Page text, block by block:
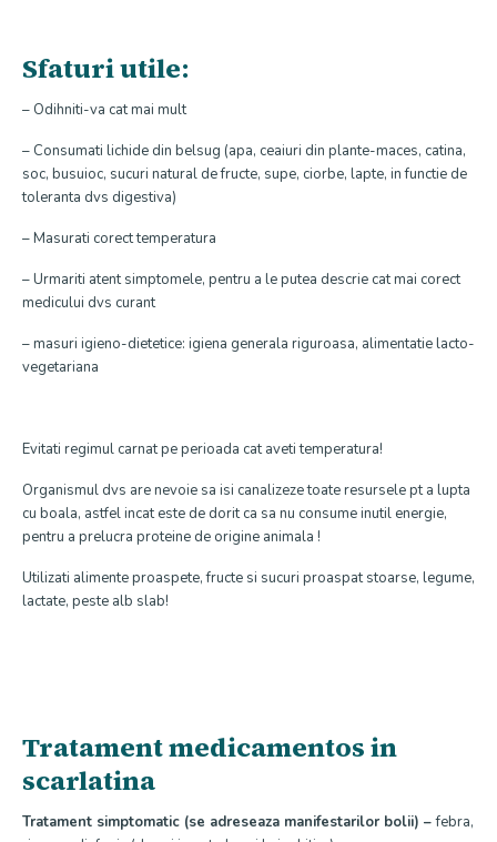
Sfaturi utile:
– Odihniti-va cat mai mult
– Consumati lichide din belsug (apa, ceaiuri din plante-maces, catina,
soc, busuioc, sucuri natural de fructe, supe, ciorbe, lapte, in functie de
toleranta dvs digestiva)
– Masurati corect temperatura
– Urmariti atent simptomele, pentru a le putea descrie cat mai corect
medicului dvs curant
– masuri igieno-dietetice: igiena generala riguroasa, alimentatie lacto-
vegetariana
Evitati regimul carnat pe perioada cat aveti temperatura!
Organismul dvs are nevoie sa isi canalizeze toate resursele pt a lupta
cu boala, astfel incat este de dorit ca sa nu consume inutil energie,
pentru a prelucra proteine de origine animala !
Utilizati alimente proaspete, fructe si sucuri proaspat stoarse, legume,
lactate, peste alb slab!
Tratament medicamentos in
scarlatina
Tratament simptomatic (se adreseaza manifestarilor bolii) –febra,